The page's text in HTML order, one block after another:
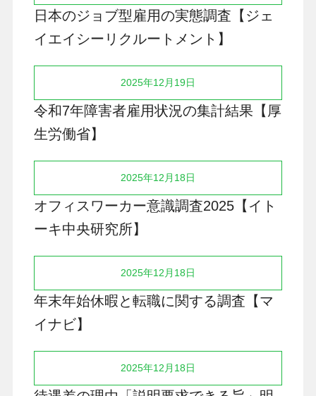
日本のジョブ型雇用の実態調査【ジェ
イエイシーリクルートメント】
2025年12月19日
令和7年障害者雇用状況の集計結果【厚
生労働省】
2025年12月18日
オフィスワーカー意識調査2025【イト
ーキ中央研究所】
2025年12月18日
年末年始休暇と転職に関する調査【マ
イナビ】
2025年12月18日